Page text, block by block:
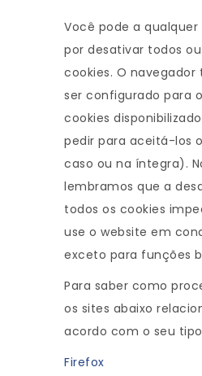
Você pode a
por desativar todos
cookies. O
ser configurado para
cookies
pedir para aceitá-los
caso ou na íntegra).
lembramos que a
todos os cookies
use o website em
exceto para funções
Para saber como
os sites abaixo
acordo com o seu
Firefox